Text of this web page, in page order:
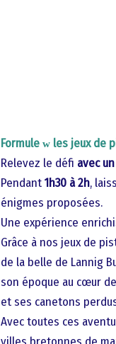
Formule w les jeux de
Relevez le défi avec
Pendant1h30 à 2h,
énigmes proposées.
Une expérience
Grâce à nos jeux de
de la belle de Lannig
son époque au cœur
et ses canetons
Avec toutes ces